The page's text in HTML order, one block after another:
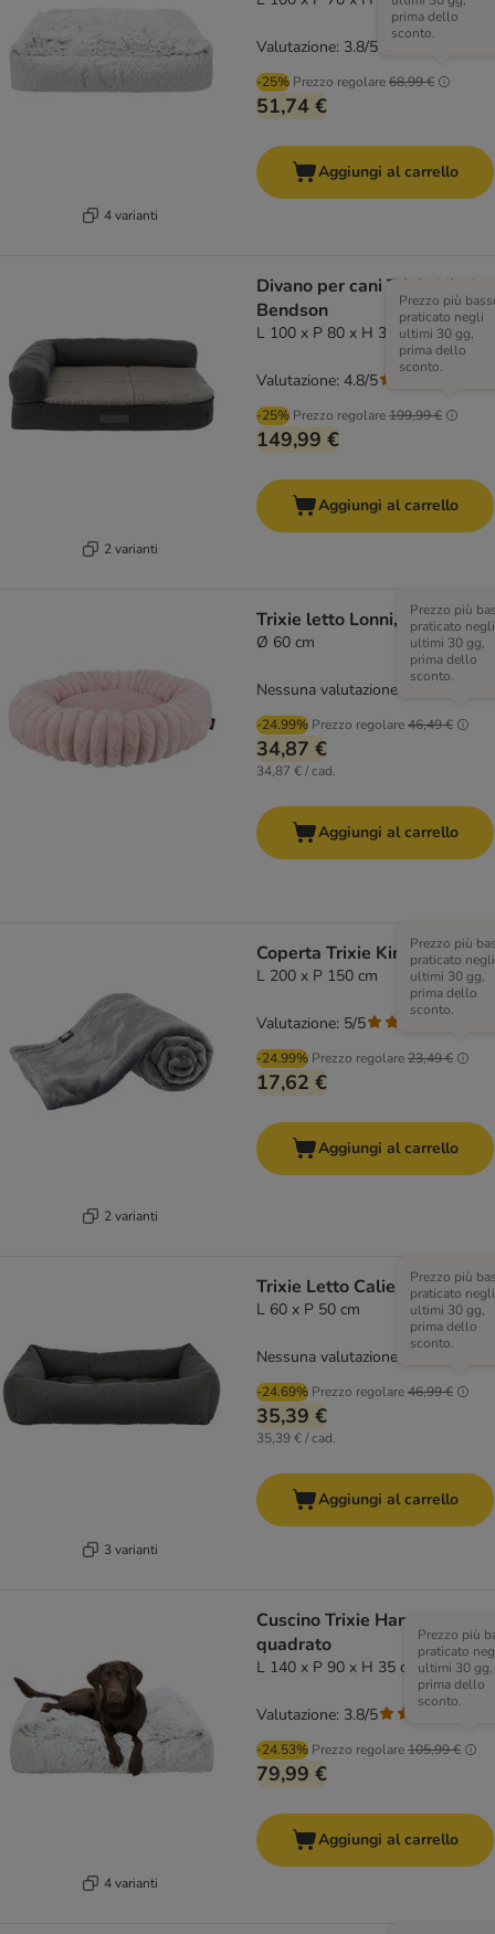
4 varianti
-25% Prezzo regolare68,99 €
prima dello
sconto.
51,74 €
Valutazione: 3.8/5
Aggiungi al carrello
2 varianti
Divano per cani Trixie Vital
Bendson
L 100 x P 80 x H 30 cm
-25% Prezzo regolare199,99 €
Prezzo più
praticato negli
ultimi 30 gg,
prima dello
sconto.
149,99 €
Valutazione: 4.8/5
Aggiungi al carrello
Trixie letto Lonni, rosa
Ø 60 cm
-24.99% Prezzo regolare46,49 €
Prezzo più
praticato negli
ultimi 30 gg,
prima dello
sconto.
34,87 €
34,87 € / cad.
Nessuna valutazione
Aggiungi al carrello
2 varianti
Coperta Trixie Kimmy
L 200 x P 150 cm
-24.99% Prezzo regolare23,49 €
Prezzo più
praticato negli
ultimi 30 gg,
prima dello
sconto.
17,62 €
Valutazione: 5/5
Aggiungi al carrello
3 varianti
Trixie Letto Caliente
L 60 x P 50 cm
-24.69% Prezzo regolare46,99 €
Prezzo più
praticato negli
ultimi 30 gg,
prima dello
sconto.
35,39 €
35,39 € / cad.
Nessuna valutazione
Aggiungi al carrello
4 varianti
Cuscino Trixie Harvey,
quadrato
L 140 x P 90 x H 35 cm
-24.53% Prezzo regolare105,99 €
Prezzo più
praticato
ultimi 30 gg,
prima dello
sconto.
79,99 €
Valutazione: 3.8/5
Aggiungi al carrello